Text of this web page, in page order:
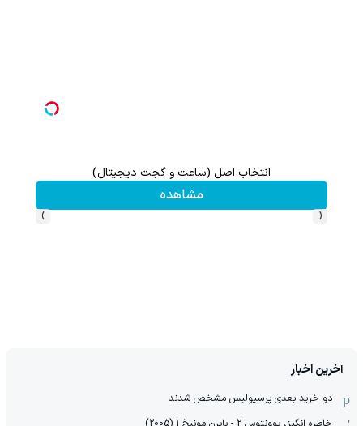
انتخاب اصل (ساعت و گجت دیجیتال)
مشاهده
‹
›
آخرین اخبار
دو خرید بعدی پرسپولیس مشخص شدند